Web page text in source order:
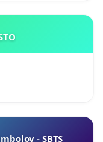
MESTO
- SBTS